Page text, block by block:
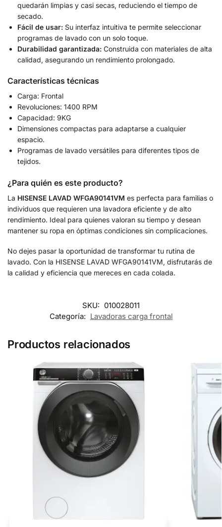
quedarán limpias y casi secas, reduciendo el tiempo de
secado.
Fácil de usar: Su interfaz intuitiva te permite seleccionar
programas de lavado con un solo toque.
Durabilidad garantizada: Construida con materiales de alta
calidad, asegurando un rendimiento prolongado.
Características técnicas
Carga: Frontal
Revoluciones: 1400 RPM
Capacidad: 9KG
Dimensiones compactas para adaptarse a cualquier
espacio.
Programas de lavado versátiles para diferentes tipos de
tejidos.
¿Para quién es este producto?
La HISENSE LAVAD WFGA90141VM es perfecta para familias o
individuos que requieren una lavadora eficiente y de alto
rendimiento. Ideal para quienes valoran su tiempo y desean
mantener su ropa en óptimas condiciones sin complicaciones.
No dejes pasar la oportunidad de transformar tu rutina de
lavado. Con la HISENSE LAVAD WFGA90141VM, disfrutarás de
la calidad y eficiencia que mereces en cada colada.
SKU: 010028011
Categoría: Lavadoras carga frontal
Productos relacionados